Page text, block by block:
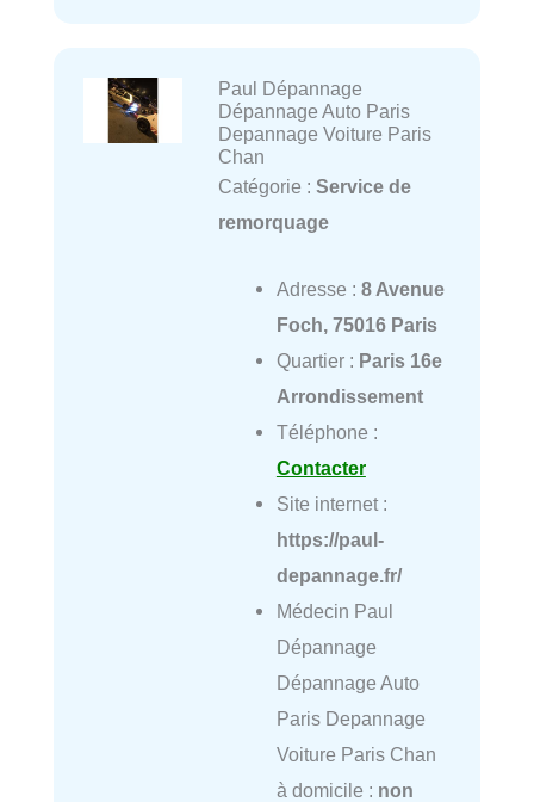
Paul Dépannage
Dépannage Auto Paris
Depannage Voiture Paris
Chan
Catégorie : Service de
remorquage
Adresse : 8 Avenue
Foch, 75016 Paris
Quartier : Paris 16e
Arrondissement
Téléphone :
Contacter
Site internet :
https://paul-
depannage.fr/
Médecin Paul
Dépannage
Dépannage Auto
Paris Depannage
Voiture Paris Chan
à domicile : non